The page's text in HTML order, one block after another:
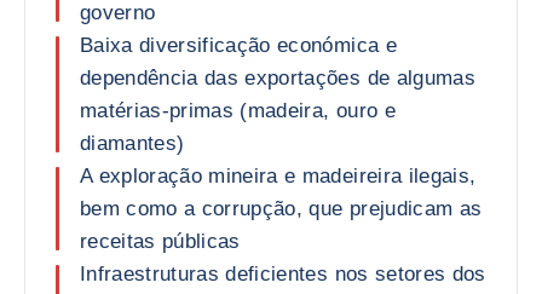
governo
Baixa diversificação económica e
dependência das exportações de algumas
matérias-primas (madeira, ouro e
diamantes)
A exploração mineira e madeireira ilegais,
bem como a corrupção, que prejudicam as
receitas públicas
Infraestruturas deficientes nos setores dos